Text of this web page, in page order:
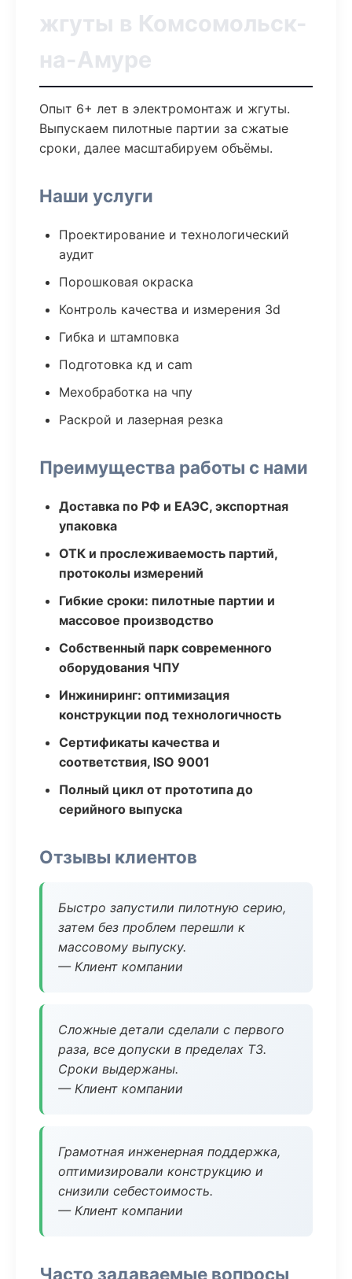
жгуты в Комсомольск-
на-Амуре
Опыт 6+ лет в электромонтаж и жгуты.
Выпускаем пилотные партии за сжатые
сроки, далее масштабируем объёмы.
Наши услуги
Проектирование и технологический
аудит
Порошковая окраска
Контроль качества и измерения 3d
Гибка и штамповка
Подготовка кд и cam
Мехобработка на чпу
Раскрой и лазерная резка
Преимущества работы с нами
Доставка по РФ и ЕАЭС, экспортная
упаковка
ОТК и прослеживаемость партий,
протоколы измерений
Гибкие сроки: пилотные партии и
массовое производство
Собственный парк современного
оборудования ЧПУ
Инжиниринг: оптимизация
конструкции под технологичность
Сертификаты качества и
соответствия, ISO 9001
Полный цикл от прототипа до
серийного выпуска
Отзывы клиентов
Быстро запустили пилотную серию,
затем без проблем перешли к
массовому выпуску.
— Клиент компании
Сложные детали сделали с первого
раза, все допуски в пределах ТЗ.
Сроки выдержаны.
— Клиент компании
Грамотная инженерная поддержка,
оптимизировали конструкцию и
снизили себестоимость.
— Клиент компании
Часто задаваемые вопросы